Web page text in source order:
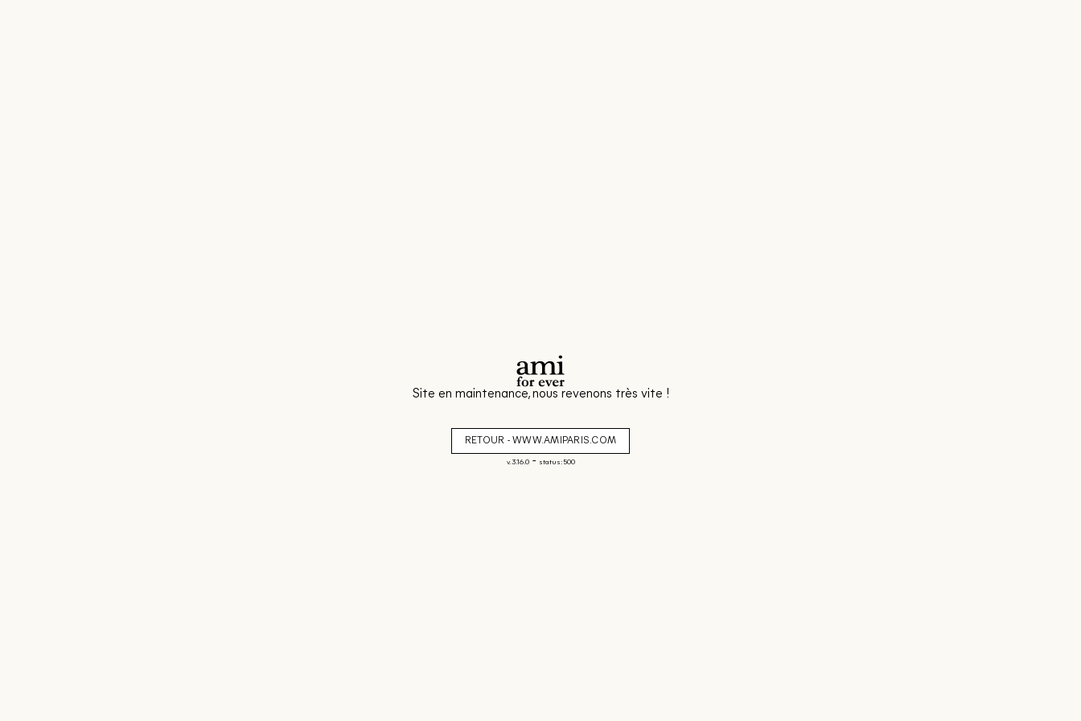
Site en maintenance, nous revenons très vite !
RETOUR - WWW.AMIPARIS.COM
v. 3.16.0- status: 500